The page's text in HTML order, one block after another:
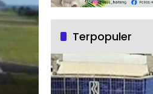
Terpopuler